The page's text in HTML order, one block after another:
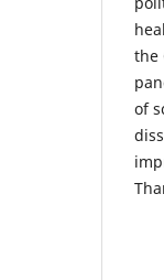
the
of